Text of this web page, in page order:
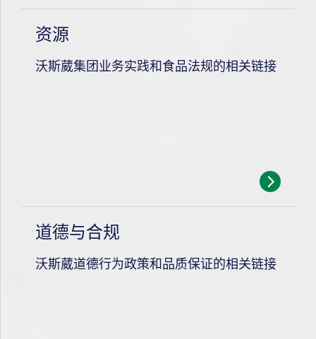
资源
沃斯葳集团业务实践和食品法规的相关链接
道德与合规
沃斯葳道德行为政策和品质保证的相关链接